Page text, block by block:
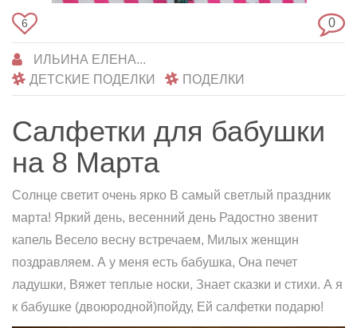
6 0
ИЛЬИНА ЕЛЕНА...
ДЕТСКИЕ ПОДЕЛКИ
ПОДЕЛКИ
Салфетки для бабушки
на 8 Марта
Солнце светит очень ярко В самый светлый праздник
марта! Яркий день, весенний день Радостно звенит
капель Весело весну встречаем, Милых женщин
поздравляем. А у меня есть бабушка, Она печет
ладушки, Вяжет теплые носки, Знает сказки и стихи. А я
к бабушке (двоюродной)пойду, Ей салфетки подарю!